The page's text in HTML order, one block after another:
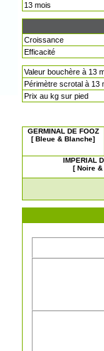
13 mois
Croissance
Efficacité
Valeur bouchère à 13
Périmètre scrotal à 13
Prix au kg sur pied
GERMINAL DE FOOZ
[ Bleue & Blanche]
IMPERIAL
[ Noire